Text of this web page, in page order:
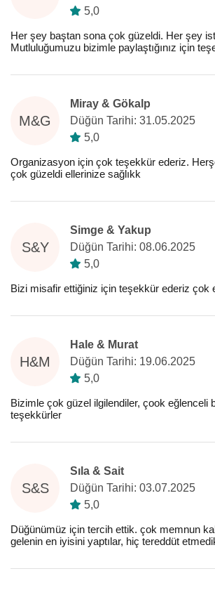
5,0
Her şey baştan sona çok güzeldi. Her şey
Mutluluğumuzu bizimle paylaştığınız için
M&G
Miray & Gökalp
Düğün Tarihi: 31.05.2025
5,0
Organizasyon için çok teşekkür ederiz.
çok güzeldi ellerinize sağlıkk
S&Y
Simge & Yakup
Düğün Tarihi: 08.06.2025
5,0
Bizi misafir ettiğiniz için teşekkür ederiz çok
H&M
Hale & Murat
Düğün Tarihi: 19.06.2025
5,0
Bizimle çok güzel ilgilendiler, çook eğlenceli
teşekkürler
S&S
Sıla & Sait
Düğün Tarihi: 03.07.2025
5,0
Düğünümüz için tercih ettik. çok memnun
gelenin en iyisini yaptılar, hiç tereddüt